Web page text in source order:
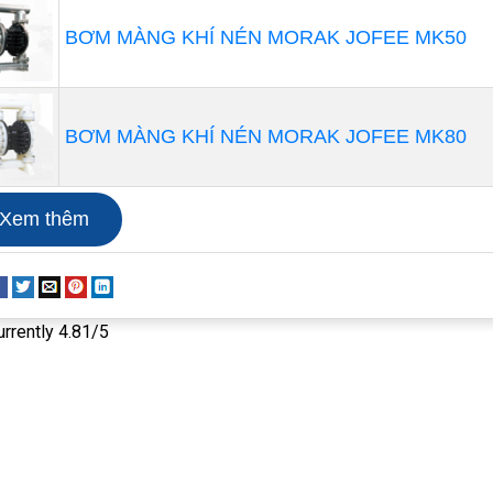
mở van hơi và bơm sơn từ từ để đảm bảo tuổi thọ cho
phải tìm người có kinh nghiệm tìm cách xử lý , khi bơm
BƠM MÀNG KHÍ NÉN MORAK JOFEE MK50
BƠM MÀNG KHÍ NÉN MORAK JOFEE MK80
Xem thêm
4.81/5